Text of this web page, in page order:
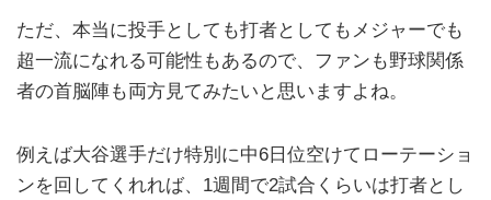
ただ、本当に投手としても打者としてもメジャーでも
超一流になれる可能性もあるので、ファンも野球関係
者の首脳陣も両方見てみたいと思いますよね。
例えば大谷選手だけ特別に中6日位空けてローテーショ
ンを回してくれれば、1週間で2試合くらいは打者とし